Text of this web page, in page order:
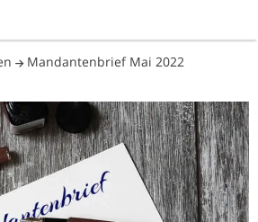
Mandantenbrief Mai 2022